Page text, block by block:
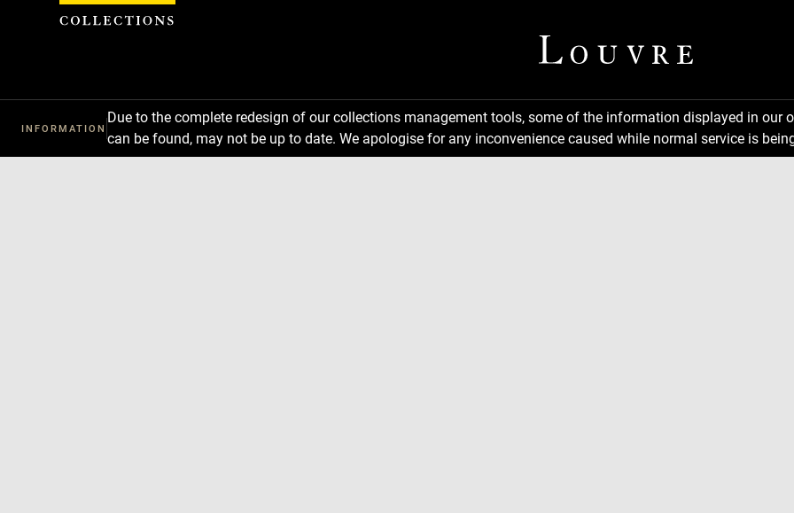
INFORMATION
Due to the complete redesign of our collections management tools, some of the information displayed in
can be found, may not be up to date. We apologise for any inconvenience caused while normal service is
Cookies management panel